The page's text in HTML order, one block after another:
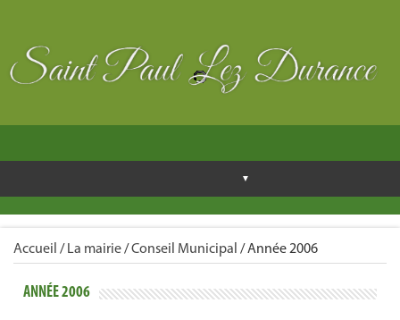
Accueil / La mairie/Conseil Municipal /Année 2006
ANNÉE 2006